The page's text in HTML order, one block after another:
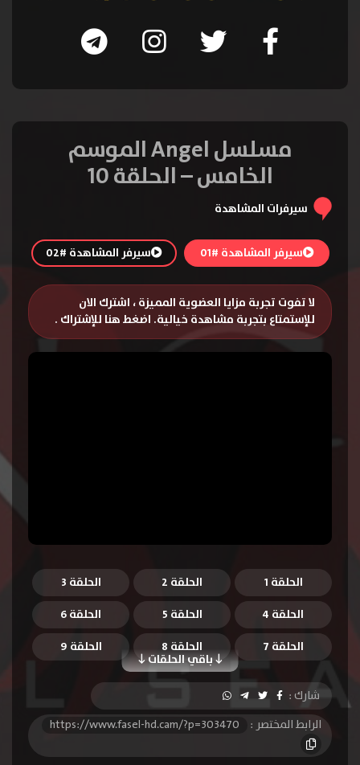
مسلسل Angel الموسم
الخامس – الحلقة 10
سيرفرات المشاهدة
سيرفر المشاهدة #01 سيرفر المشاهدة #02
لا تفوت تجربة مزايا العضوية المميزة ، اشترك الان
للإستمتاع بتجربة مشاهدة خيالية. اضغط هنا للإشتراك .
الحلقة 1 الحلقة 2
الحلقة 3
الحلقة 4
الحلقة 5 الحلقة 6
باقي الحلقات
الحلقة 7 الحلقة 8
الحلقة 9
الحلقة 10
الحلقة 11
الحلقة 12
الحلقة 13
الحلقة 14
الحلقة 15
شارك :
الرابط المختصر :
https://www.fasel-hd.cam/?p=303470